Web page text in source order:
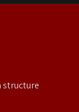
structure